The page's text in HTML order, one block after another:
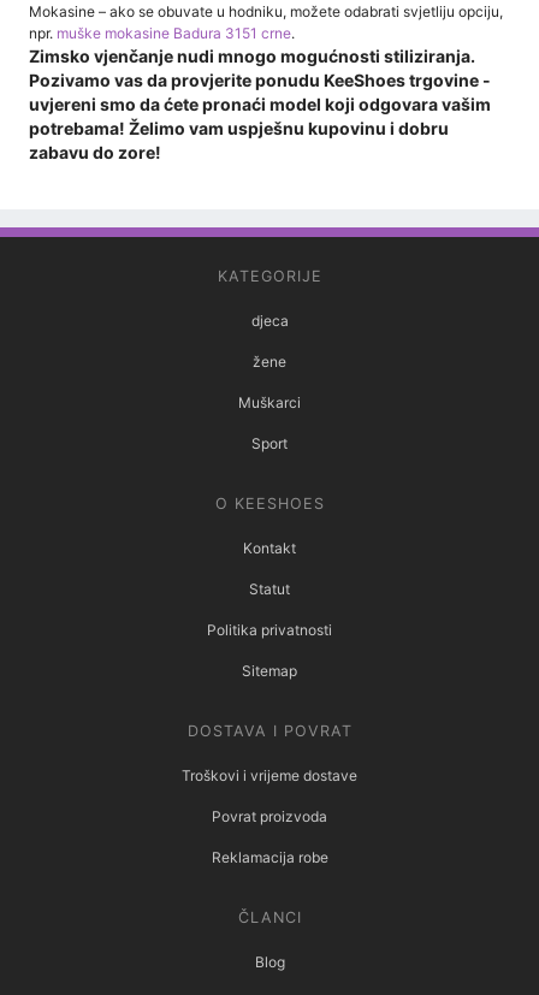
Mokasine – ako se obuvate u hodniku, možete odabrati svjetliju opciju,
npr. muške mokasine Badura 3151 crne.
Zimsko vjenčanje nudi mnogo mogućnosti stiliziranja.
Pozivamo vas da provjerite ponudu KeeShoes trgovine -
uvjereni smo da ćete pronaći model koji odgovara vašim
potrebama! Želimo vam uspješnu kupovinu i dobru
zabavu do zore!
KATEGORIJE
djeca
žene
Muškarci
Sport
O KEESHOES
Kontakt
Statut
Politika privatnosti
Sitemap
DOSTAVA I POVRAT
Troškovi i vrijeme dostave
Povrat proizvoda
Reklamacija robe
ČLANCI
Blog